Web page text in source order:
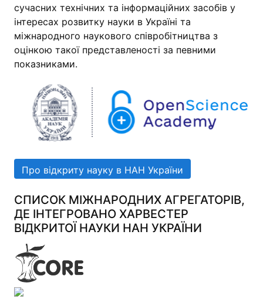
сучасних технічних та інформаційних засобів у
інтересах розвитку науки в Україні та
міжнародного наукового співробітництва з
оцінкою такої представленості за певними
показниками.
Про відкриту науку в НАН України
СПИСОК МІЖНАРОДНИХ АГРЕГАТОРІВ,
ДЕ ІНТЕГРОВАНО ХАРВЕСТЕР
ВІДКРИТОЇ НАУКИ НАН УКРАЇНИ